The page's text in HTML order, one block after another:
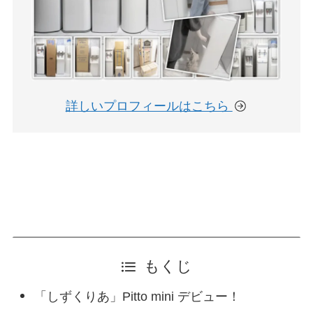
詳しいプロフィールはこちら
もくじ
「しずくりあ」Pitto mini デビュー！